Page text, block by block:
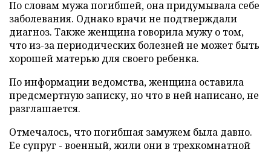
По словам мужа погибшей, она придумывала себе
заболевания. Однако врачи не подтверждали
диагноз. Также женщина говорила мужу о том,
что из-за периодических болезней не может быть
хорошей матерью для своего ребенка.
По информации ведомства, женщина оставила
предсмертную записку, но что в ней написано, не
разглашается.
Отмечалось, что погибшая замужем была давно.
Ее супруг - военный, жили они в трехкомнатной